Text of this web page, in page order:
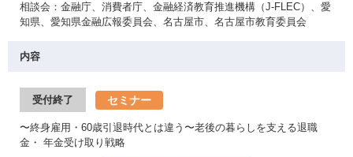
相談会：金融庁、消費者庁、金融経済教育推進機構（J-FLEC）、愛
知県、愛知県金融広報委員会、名古屋市、名古屋市教育委員会
内容
受付終了 セミナー
〜終身雇用・60歳引退時代とは違う〜老後の暮らしを支える退職
金・ 年金受け取り戦略